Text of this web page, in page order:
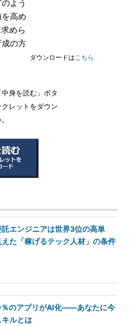
ダウンロードはこちら
よう
高め
めら
の方
身を読む」ボタ
レットをダウン
託エンジニアは世界3位の高単
た「稼げるテック人材」の条件
のアプリがAI化――あなたに今
ルとは